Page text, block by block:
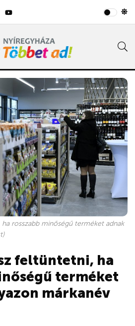
rosszabb minőségű terméket adnak
feltüntetni, ha
terméket
márkanév